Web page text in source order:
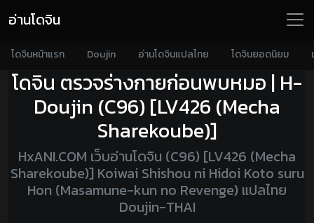
อ่านโดจิน
โดจินหน้าแรก Doujin อ่านโดจินแปลไทย โดจินยอดนิยม
โดจิน ตรวจร่างกายก่อนพบหมอ | H-
Doujin (C96) [LV426 (Mecha
Sharekoube)]
HxANI.COM เว็บอ่านโดจิน (C96) [LV426 (Mecha
Sharekoube)] Koiwai Shishou ni Hidoi Koto suru
Hon (Masamune-kun no Revenge) แปลไทย
Doujin-THAI